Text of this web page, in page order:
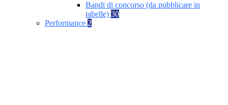
Bandi di concorso (da pubblicare in
tabelle) 30
Performance 2